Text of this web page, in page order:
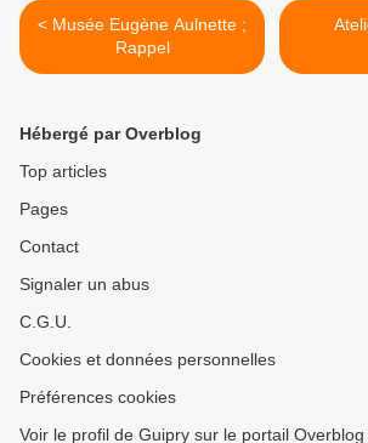
< Musée Eugène Aulnette ;
Rappel
Hébergé par Overblog
Top articles
Pages
Contact
Signaler un abus
C.G.U.
Cookies et données personnelles
Préférences cookies
Voir le profil de Guipry sur le portail Overblog